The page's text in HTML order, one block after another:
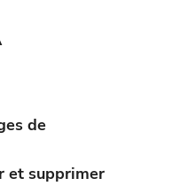
de
et supprimer